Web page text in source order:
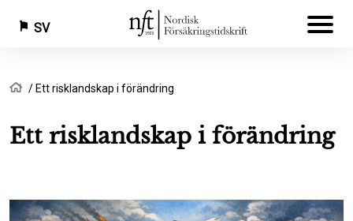
Hoppa
huvudinnehåll
SV
Länkstig
Hem
Ett risklandskap i förändring
Ett risklandskap i förändring